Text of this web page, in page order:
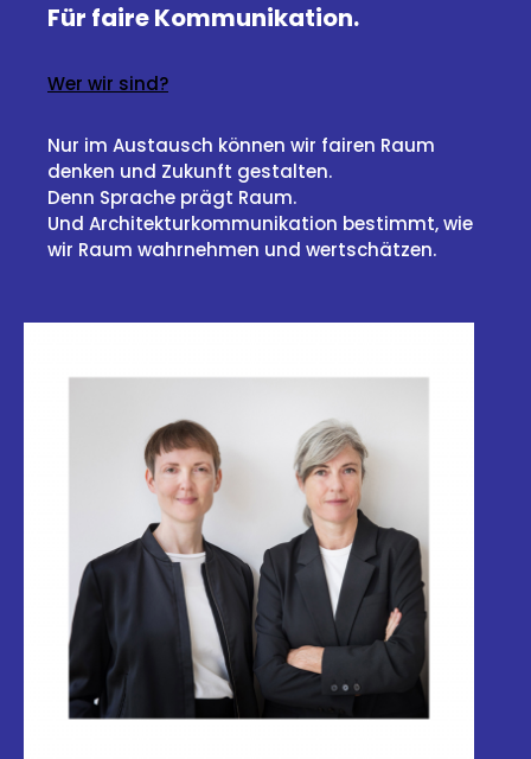
Für faire Kommunikation.
Wer wir sind?
Nur im Austausch können wir fairen Raum
denken und Zukunft gestalten.
Denn Sprache prägt Raum.
Und Architekturkommunikation bestimmt, wie
wir Raum wahrnehmen und wertschätzen.